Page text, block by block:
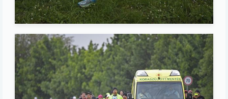
Image